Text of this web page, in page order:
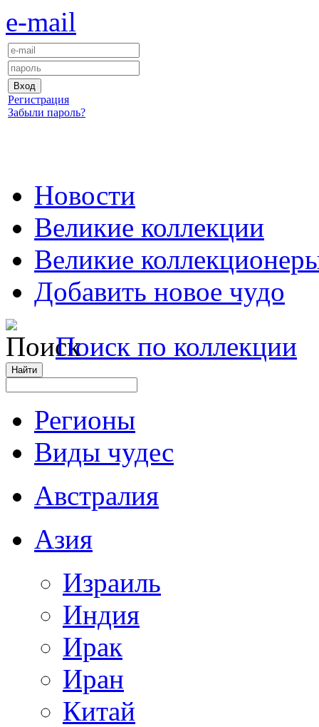
e-mail
Регистрация
Забыли пароль?
Новости
Великие коллекции
Великие
Добавить новое чудо
Поиск по коллекции
Регионы
Виды чудес
Австралия
Азия
Израиль
Индия
Ирак
Иран
Китай